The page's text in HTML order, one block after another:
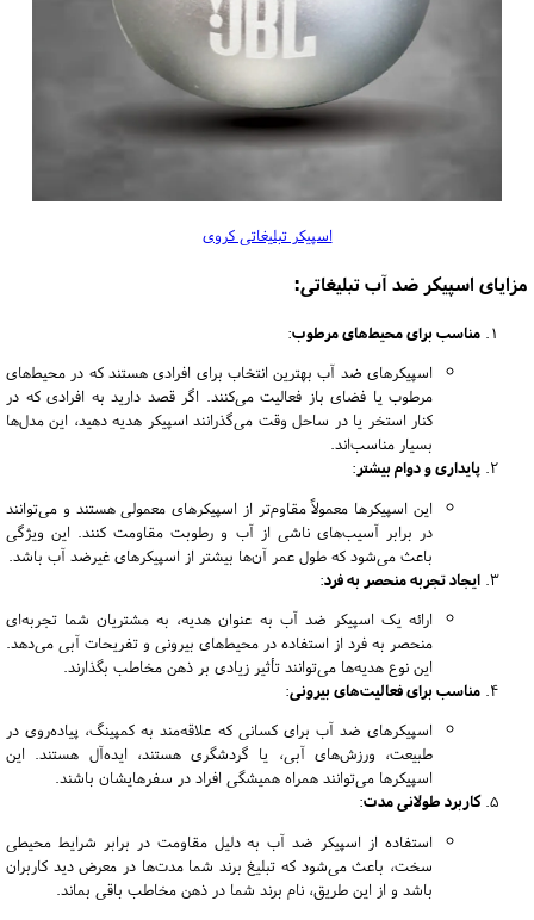
اسپیکر تبلیغاتی کروی
مزایای اسپیکر ضد آب تبلیغاتی:
مناسب برای محیط‌های مرطوب:
اسپیکرهای ضد آب بهترین انتخاب برای افرادی هستند که در محیط‌های
مرطوب یا فضای باز فعالیت می‌کنند. اگر قصد دارید به افرادی که در
کنار استخر یا در ساحل وقت می‌گذرانند اسپیکر هدیه دهید، این مدل‌ها
بسیار مناسب‌اند.
پایداری و دوام بیشتر:
این اسپیکرها معمولاً مقاوم‌تر از اسپیکرهای معمولی هستند و می‌توانند
در برابر آسیب‌های ناشی از آب و رطوبت مقاومت کنند. این ویژگی
باعث می‌شود که طول عمر آن‌ها بیشتر از اسپیکرهای غیرضد آب باشد.
ایجاد تجربه منحصر به فرد:
ارائه یک اسپیکر ضد آب به عنوان هدیه، به مشتریان شما تجربه‌ای
منحصر به فرد از استفاده در محیط‌های بیرونی و تفریحات آبی می‌دهد.
این نوع هدیه‌ها می‌توانند تأثیر زیادی بر ذهن مخاطب بگذارند.
مناسب برای فعالیت‌های بیرونی:
اسپیکرهای ضد آب برای کسانی که علاقه‌مند به کمپینگ، پیاده‌روی در
طبیعت، ورزش‌های آبی، یا گردشگری هستند، ایده‌آل هستند. این
اسپیکرها می‌توانند همراه همیشگی افراد در سفرهایشان باشند.
کاربرد طولانی مدت:
استفاده از اسپیکر ضد آب به دلیل مقاومت در برابر شرایط محیطی
سخت، باعث می‌شود که تبلیغ برند شما مدت‌ها در معرض دید کاربران
باشد و از این طریق، نام برند شما در ذهن مخاطب باقی بماند.